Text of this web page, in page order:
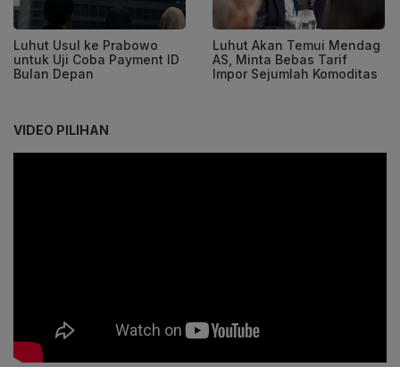
Luhut Usul ke Prabowo
untuk Uji Coba Payment ID
Bulan Depan
Luhut Akan Temui Mendag
AS, Minta Bebas Tarif
Impor Sejumlah Komoditas
VIDEO PILIHAN